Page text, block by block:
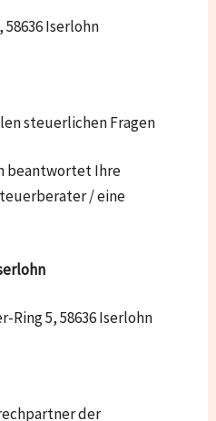
Iserlohn
steuerlichen Fragen
beantwortet Ihre
/ eine
Ring 5, 58636 Iserlohn
der